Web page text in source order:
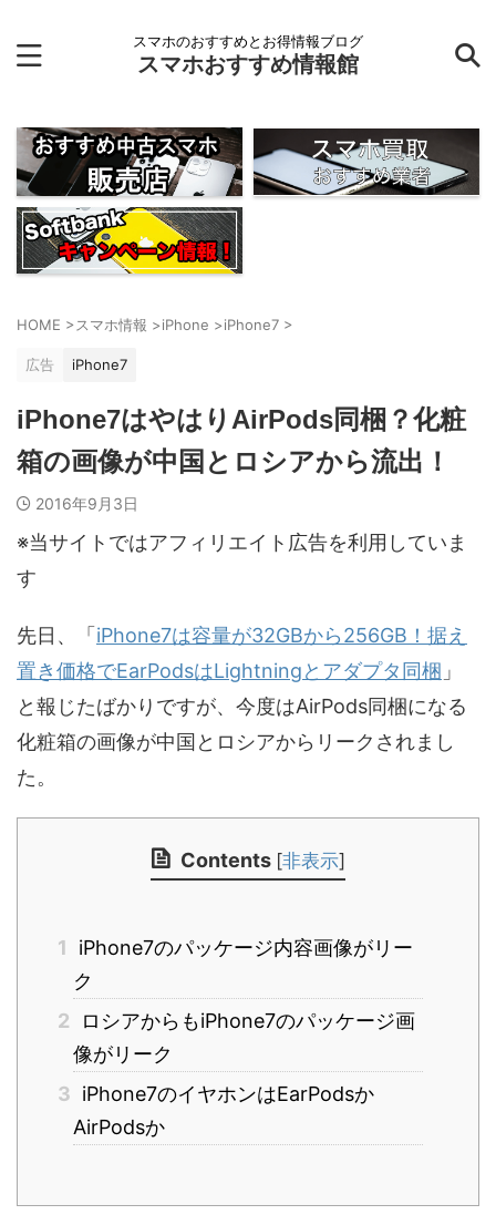
スマホのおすすめとお得情報ブログ
スマホおすすめ情報館
HOME >スマホ情報 >iPhone >iPhone7 >
広告 iPhone7
iPhone7はやはりAirPods同梱？化粧
箱の画像が中国とロシアから流出！
2016年9月3日
※当サイトではアフィリエイト広告を利用していま
す
先日、「 iPhone7は容量が32GBから256GB！据え
置き価格でEarPodsはLightningとアダプタ同梱 」
と報じたばかりですが、今度はAirPods同梱になる
化粧箱の画像が中国とロシアからリークされまし
た。
Contents [非表示]
1
iPhone7のパッケージ内容画像がリー
ク
2
ロシアからもiPhone7のパッケージ画
像がリーク
3 iPhone7のイヤホンはEarPodsか
AirPodsか